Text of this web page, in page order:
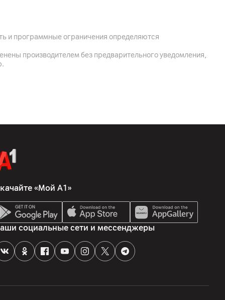
(RF), ТВ-тюнер (аналоговый ТВ-прием: Да, DVB-T2/T
C (кабель), DVB-S2/S (спутник))
и программные ограничения определяются
производителем без предварительного уведомления,
«Мой А1»
социальные сети и мессенджеры